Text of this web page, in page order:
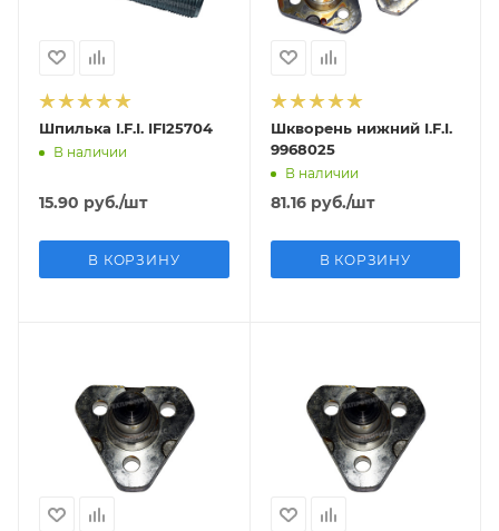
Шпилька I.F.I. IFI25704
В наличии
15.90 руб./шт
В КОРЗИНУ
Шкворень нижний I.F.I.
9968025
В наличии
81.16руб./шт
В КОРЗИНУ